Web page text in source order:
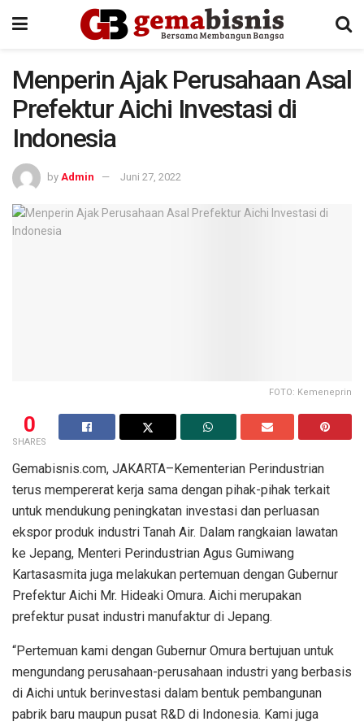
Menperin Ajak Perusahaan Asal
Prefektur Aichi Investasi di
Indonesia
by Admin Juni 27, 2022
FOTO: Kemeneprin
0
SHARES
Gemabisnis.com, JAKARTA–Kementerian Perindustrian
terus mempererat kerja sama dengan pihak-pihak terkait
untuk mendukung peningkatan investasi dan perluasan
ekspor produk industri Tanah Air. Dalam rangkaian lawatan
ke Jepang, Menteri Perindustrian Agus Gumiwang
Kartasasmita juga melakukan pertemuan dengan Gubernur
Prefektur Aichi Mr. Hideaki Omura. Aichi merupakan
prefektur pusat industri manufaktur di Jepang.
“Pertemuan kami dengan Gubernur Omura bertujuan untuk
mengundang perusahaan-perusahaan industri yang berbasis
di Aichi untuk berinvestasi dalam bentuk pembangunan
pabrik baru maupun pusat R&D di Indonesia. Kami juga